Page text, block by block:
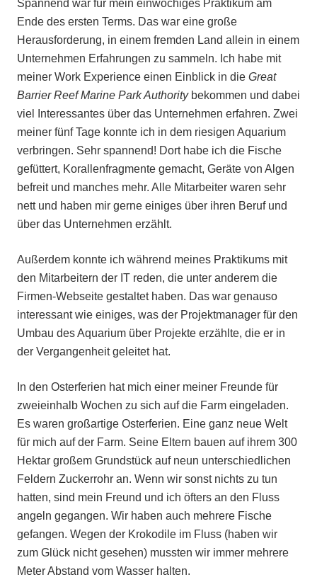
Spannend war für mein einwöchiges Praktikum am
Ende des ersten Terms. Das war eine große
Herausforderung, in einem fremden Land allein in einem
Unternehmen Erfahrungen zu sammeln. Ich habe mit
meiner Work Experience einen Einblick in die Great
Barrier Reef Marine Park Authoritybekommen und dabei
viel Interessantes über das Unternehmen erfahren. Zwei
meiner fünf Tage konnte ich in dem riesigen Aquarium
verbringen. Sehr spannend! Dort habe ich die Fische
gefüttert, Korallenfragmente gemacht, Geräte von Algen
befreit und manches mehr. Alle Mitarbeiter waren sehr
nett und haben mir gerne einiges über ihren Beruf und
über das Unternehmen erzählt.
Außerdem konnte ich während meines Praktikums mit
den Mitarbeitern der IT reden, die unter anderem die
Firmen-Webseite gestaltet haben. Das war genauso
interessant wie einiges, was der Projektmanager für den
Umbau des Aquarium über Projekte erzählte, die er in
der Vergangenheit geleitet hat.
In den Osterferien hat mich einer meiner Freunde für
zweieinhalb Wochen zu sich auf die Farm eingeladen.
Es waren großartige Osterferien. Eine ganz neue Welt
für mich auf der Farm. Seine Eltern bauen auf ihrem 300
Hektar großem Grundstück auf neun unterschiedlichen
Feldern Zuckerrohr an. Wenn wir sonst nichts zu tun
hatten, sind mein Freund und ich öfters an den Fluss
angeln gegangen. Wir haben auch mehrere Fische
gefangen. Wegen der Krokodile im Fluss (haben wir
zum Glück nicht gesehen) mussten wir immer mehrere
Meter Abstand vom Wasser halten.